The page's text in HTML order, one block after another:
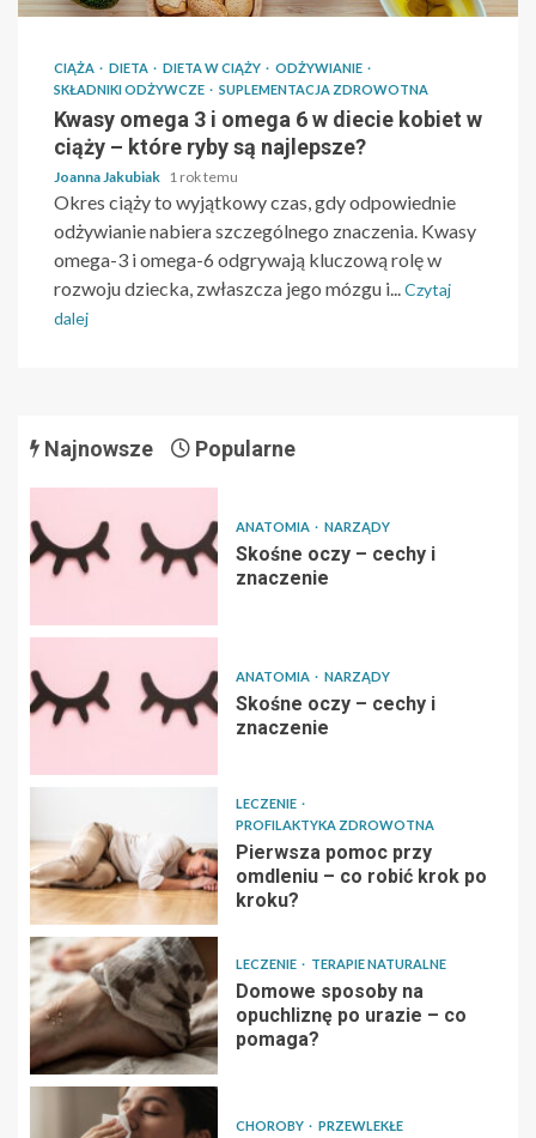
CIĄŻA DIETA DIETA W CIĄŻY
ODŻYWIANIE
SKŁADNIKI ODŻYWCZE
SUPLEMENTACJA ZDROWOTNA
Kwasy omega 3 i omega 6 w diecie kobiet w
ciąży – które ryby są najlepsze?
Joanna Jakubiak 1 rok temu
Okres ciąży to wyjątkowy czas, gdy odpowiednie
odżywianie nabiera szczególnego znaczenia. Kwasy
omega-3 i omega-6 odgrywają kluczową rolę w
rozwoju dziecka, zwłaszcza jego mózgu i...Czytaj
dalej
Najnowsze Popularne
ANATOMIA NARZĄDY
Skośne oczy – cechy i
znaczenie
ANATOMIA NARZĄDY
Skośne oczy – cechy i
znaczenie
LECZENIE
PROFILAKTYKA ZDROWOTNA
Pierwsza pomoc przy
omdleniu – co robić krok po
kroku?
LECZENIE TERAPIE NATURALNE
Domowe sposoby na
opuchliznę po urazie – co
pomaga?
CHOROBY PRZEWLEKŁE